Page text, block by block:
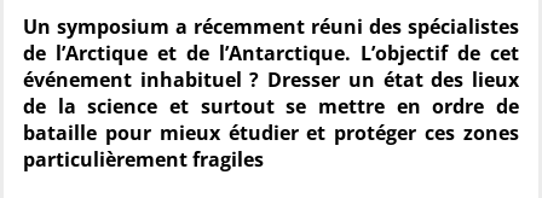
Un symposium a récemment réuni des spécialistes
de l’Arctique et de l’Antarctique. L’objectif de cet
événement inhabituel ? Dresser un état des lieux
de la science et surtout se mettre en ordre de
bataille pour mieux étudier et protéger ces zones
particulièrement fragiles